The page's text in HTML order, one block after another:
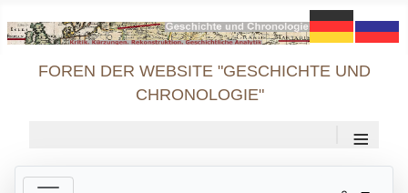
FOREN DER WEBSITE "GESCHICHTE UND
CHRONOLOGIE"
≡